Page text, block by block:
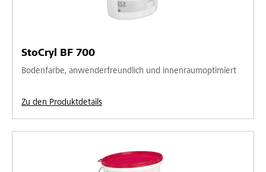
StoCryl BF 700
Bodenfarbe, anwenderfreundlich und innenraumoptimiert
Zu den Produktdetails